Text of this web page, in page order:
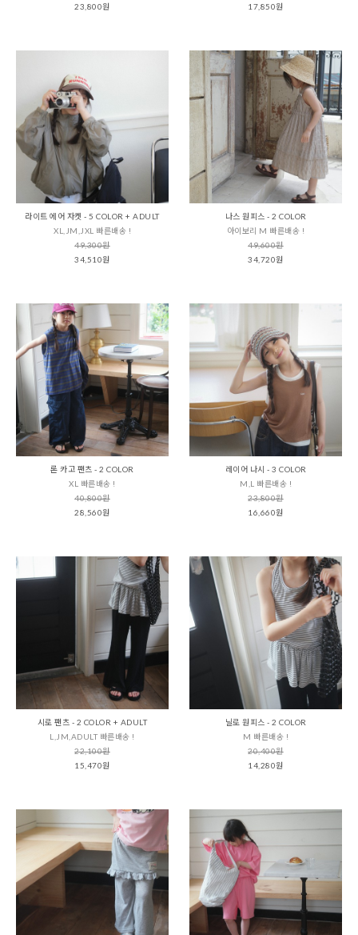
23,800원
17,850원
라이트 에어 자켓 - 5 COLOR + ADULT
XL,JM,JXL 빠른배송 !
49,300원
34,510원
나스 원피스 - 2 COLOR
아이보리 M 빠른배송 !
49,600원
34,720원
론 카고 팬츠 - 2 COLOR
XL 빠른배송 !
40,800원
28,560원
레이어 나시 - 3 COLOR
M,L 빠른배송 !
23,800원
16,660원
시로 팬츠 - 2 COLOR + ADULT
L,JM,ADULT 빠른배송 !
22,100원
15,470원
닐로 원피스 - 2 COLOR
M 빠른배송 !
20,400원
14,280원